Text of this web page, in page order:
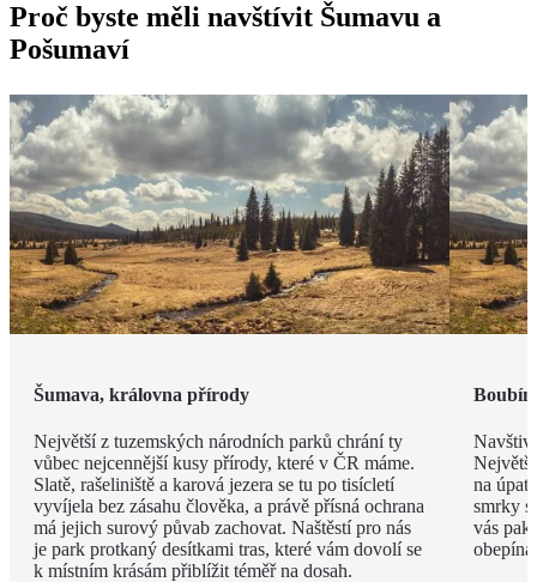
Proč byste měli navštívit Šumavu a
Pošumaví
Šumava, královna přírody
Největší z tuzemských národních parků chrání ty
vůbec nejcennější kusy přírody, které v ČR máme.
Slatě, rašeliniště a karová jezera se tu po tisícletí
vyvíjela bez zásahu člověka, a právě přísná ochrana
má jejich surový půvab zachovat. Naštěstí pro nás
je park protkaný desítkami tras, které vám dovolí se
k místním krásám přiblížit téměř na dosah.
na
smrky
vás pak